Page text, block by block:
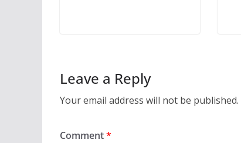
Leave a Reply
Your email address will not be published.
Comment*